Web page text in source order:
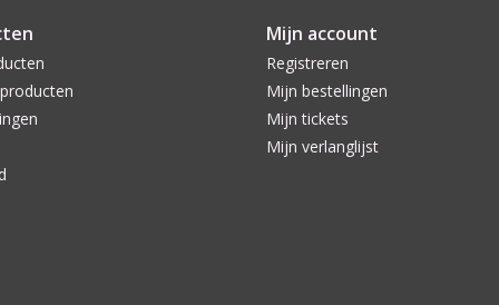
Mijn account
Registreren
Mijn bestellingen
Mijn tickets
Mijn verlanglijst